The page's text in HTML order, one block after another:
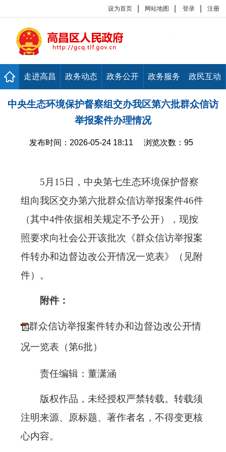
设为首页 网站地图 登录 注册
走进高昌 政务动态 政务公开 政务服务 政民互动
中央生态环境保护督察组交办我区第六批群众信访
举报案件办理情况
发布时间： 2026-05-24 18:11 浏览次数： 95
5月15日，中央第七生态环境保护督察
组向我区交办第六批群众信访举报案件46件
（其中4件依据相关规定不予公开），现按
照要求向社会公开该批次《群众信访举报案
件转办和边督边改公开情况一览表》（见附
件）。
附件：
群众信访举报案件转办和边督边改公开情
况一览表（第6批）
责任编辑：董潇涵
版权作品，未经授权严禁转载。转载须
注明来源、原标题、著作者名，不得变更核
心内容。